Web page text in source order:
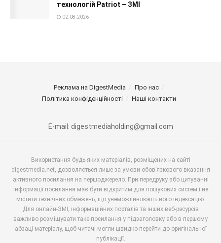
технологій Patriot – ЗМІ
02.08.2026
Реклама на DigestMedia
Про нас
Політика конфіденційності
Наші контакти
E-mail: digestmediaholding@gmail.com
Використання будь-яких матеріалів, розміщених на сайті
digestmedia.net, дозволяється лише за умови обов’язкового вказання
активного посилання на першоджерело. При передруку або цитуванні
інформації посилання має бути відкритим для пошукових систем і не
містити технічних обмежень, що унеможливлюють його індексацію.
Для онлайн-ЗМІ, інформаційних порталів та інших веб-ресурсів
важливо розміщувати таке посилання у підзаголовку або в першому
абзаці матеріалу, щоб читачі могли швидко перейти до оригінальної
публікації.